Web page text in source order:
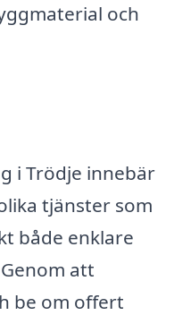
och
i Trödje innebär
tjänster som
både enklare
att
be om offert